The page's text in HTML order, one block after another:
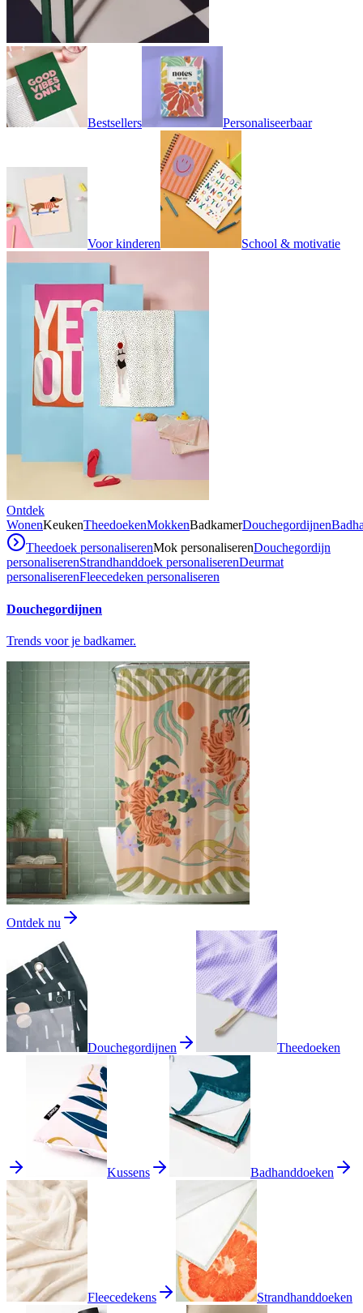
Bestsellers Personaliseerbaar
Voor kinderen School & motivatie
Ontdek
WonenKeukenTheedoekenMokkenBadkamerDouchegordijnen
Theedoek personaliserenMok personaliserenDouchegordijn
personaliserenStrandhanddoek personaliserenDeurmat
personaliserenFleecedeken personaliseren
Douchegordijnen
Trends voor je badkamer.
Ontdek nu
Douchegordijnen Theedoeken
Kussens Badhanddoeken
Fleecedekens Strandhanddoeken